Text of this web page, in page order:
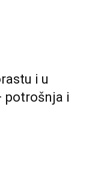
i u
potrošnja i